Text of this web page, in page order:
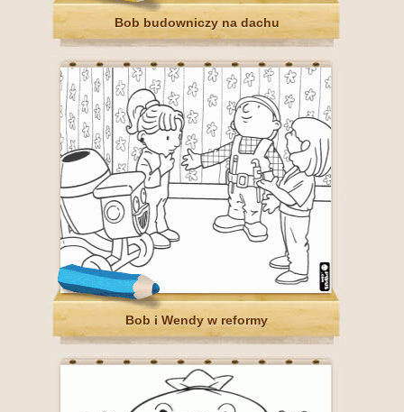
Bob budowniczy na dachu
Bob i Wendy w reformy